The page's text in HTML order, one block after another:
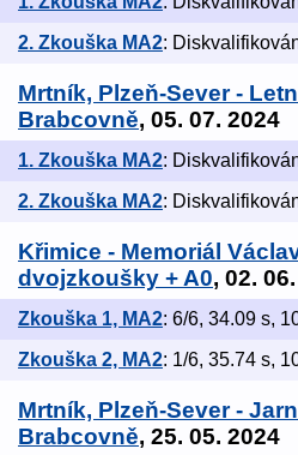
2. Zkouška MA2:
Mrtník, Plzeň-Sever -
Brabcovně, 05. 07. 2024
1. Zkouška MA2:
2. Zkouška MA2:
Křimice - Memoriál
dvojzkoušky + A0, 02.
Zkouška 1, MA2: 6/6, 34.09 s,
Zkouška 2, MA2: 1/6, 35.74 s,
Mrtník, Plzeň-Sever -
Brabcovně, 25. 05. 2024